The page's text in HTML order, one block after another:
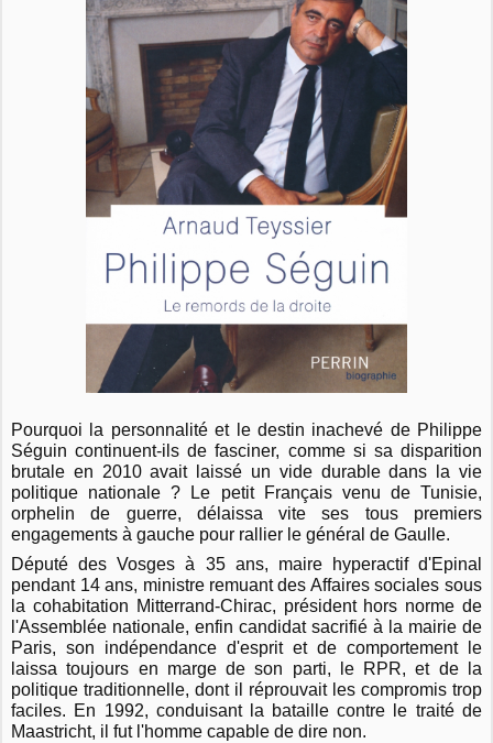
Pourquoi la personnalité et le destin inachevé de Philippe
Séguin continuent-ils de fasciner, comme si sa disparition
brutale en 2010 avait laissé un vide durable dans la vie
politique nationale ? Le petit Français venu de Tunisie,
orphelin de guerre, délaissa vite ses tous premiers
engagements à gauche pour rallier le général de Gaulle.
Député des Vosges à 35 ans, maire hyperactif d'Epinal
pendant 14 ans, ministre remuant des Affaires sociales sous
la cohabitation Mitterrand-Chirac, président hors norme de
l'Assemblée nationale, enfin candidat sacrifié à la mairie de
Paris, son indépendance d'esprit et de comportement le
laissa toujours en marge de son parti, le RPR, et de la
politique traditionnelle, dont il réprouvait les compromis trop
faciles. En 1992, conduisant la bataille contre le traité de
Maastricht, il fut l'homme capable de dire non.